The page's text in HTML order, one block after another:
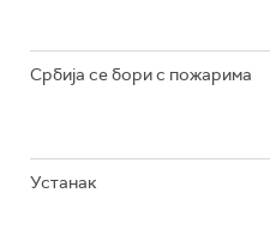
Србија се бори с пожарима
Устанак